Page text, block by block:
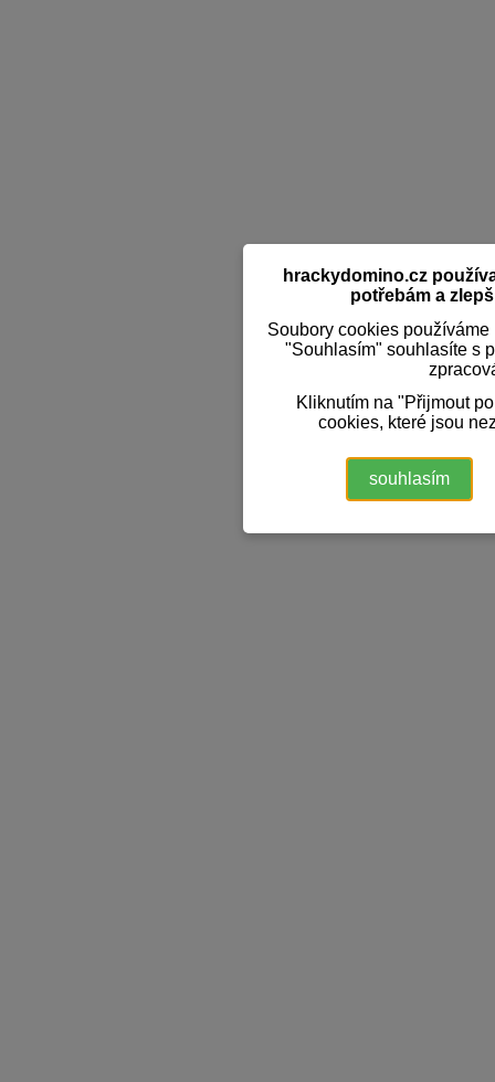
hrackydomino.cz
potřebám a
Soubory cookies
"Souhlasím" souhlasíte s
Kliknutím na "Přijmout
cookies, které jsou
souhlasím